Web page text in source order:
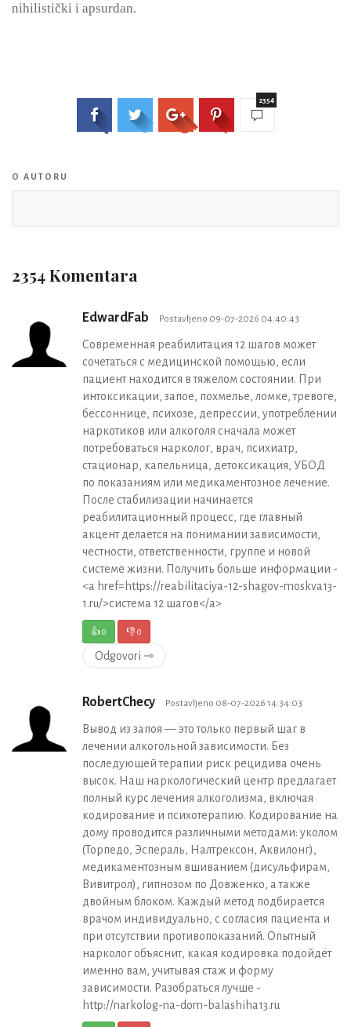
nihilistički i apsurdan.
2354
O AUTORU
2354 Komentara
EdwardFab Postavljeno 09-07-2026 04:40:43
Современная реабилитация 12 шагов может
сочетаться с медицинской помощью, если
пациент находится в тяжелом состоянии. При
интоксикации, запое, похмелье, ломке, тревоге,
бессоннице, психозе, депрессии, употреблении
наркотиков или алкоголя сначала может
потребоваться нарколог, врач, психиатр,
стационар, капельница, детоксикация, УБОД
по показаниям или медикаментозное лечение.
После стабилизации начинается
реабилитационный процесс, где главный
акцент делается на понимании зависимости,
честности, ответственности, группе и новой
системе жизни. Получить больше информации -
<a href=https://reabilitaciya-12-shagov-moskva13-
1.ru/>система 12 шагов</a>
👍0 👎0
Odgovori ⇾
RobertChecy Postavljeno 08-07-2026 14:34:03
Вывод из запоя — это только первый шаг в
лечении алкогольной зависимости. Без
последующей терапии риск рецидива очень
высок. Наш наркологический центр предлагает
полный курс лечения алкоголизма, включая
кодирование и психотерапию. Кодирование на
дому проводится различными методами: уколом
(Торпедо, Эспераль, Налтрексон, Аквилонг),
медикаментозным вшиванием (дисульфирам,
Вивитрол), гипнозом по Довженко, а также
двойным блоком. Каждый метод подбирается
врачом индивидуально, с согласия пациента и
при отсутствии противопоказаний. Опытный
нарколог объяснит, какая кодировка подойдёт
именно вам, учитывая стаж и форму
зависимости. Разобраться лучше -
http://narkolog-na-dom-balashiha13.ru